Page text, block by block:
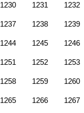
1230 1231 1232
1237 1238 1239
1244 1245 1246
1251 1252 1253
1258 1259 1260
1265 1266 1267